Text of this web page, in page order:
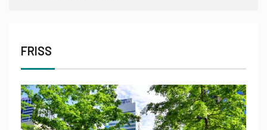
FRISS